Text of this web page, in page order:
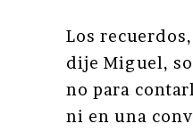
Los
dije Miguel,
no para
ni en una